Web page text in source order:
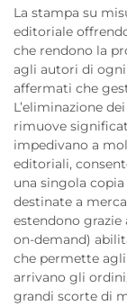
La stampa su
editoriale
che rendono la
agli autori di
affermati che
L’eliminazione
rimuove
impedivano a
editoriali,
una singola
destinate a
estendono
on-demand)
che permette
arrivano gli
grandi scorte di